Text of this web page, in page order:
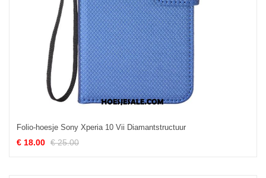
Folio-hoesje Sony Xperia 10 Vii Diamantstructuur
€ 18.00 € 25.00